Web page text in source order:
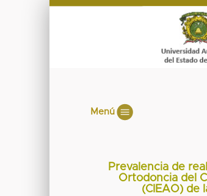
Menú
Prevalencia de
Ortodoncia del
(CIEAO) de